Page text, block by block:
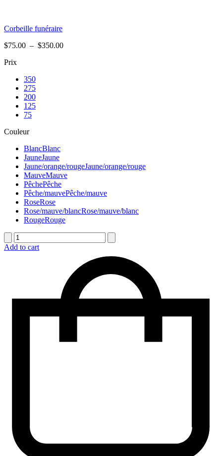
Corbeille funéraire
$75.00 – $350.00Plage
Prix
350
275
200
125
75
Couleur
BlancBlanc
JauneJaune
Jaune/orange/rougeJaune/orange/rouge
MauveMauve
PêchePêche
Pêche/mauvePêche/mauve
RoseRose
Rose/mauve/blancRose/mauve/blanc
RougeRouge
quantité
de
Add to cart